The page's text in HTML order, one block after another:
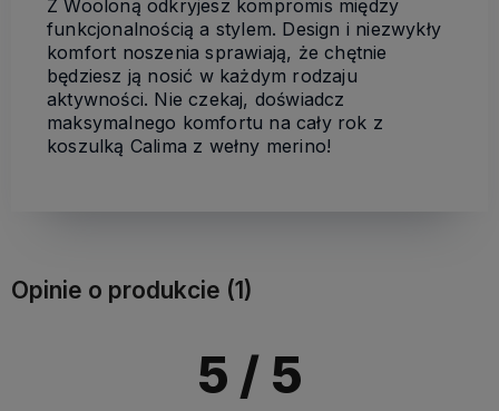
Z Wooloną odkryjesz kompromis między
funkcjonalnością a stylem. Design i niezwykły
komfort noszenia sprawiają, że chętnie
będziesz ją nosić w każdym rodzaju
aktywności. Nie czekaj, doświadcz
maksymalnego komfortu na cały rok z
koszulką Calima z wełny merino!
Opinie o produkcie (1)
5 / 5